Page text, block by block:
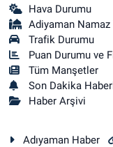
Hava Durumu
Adiyaman
Trafik Durumu
Puan Durumu ve
Tüm Manşetler
Son Dakika
Haber Arşivi
Adıyaman Haber